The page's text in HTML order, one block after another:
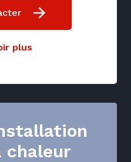
plus
chaleur